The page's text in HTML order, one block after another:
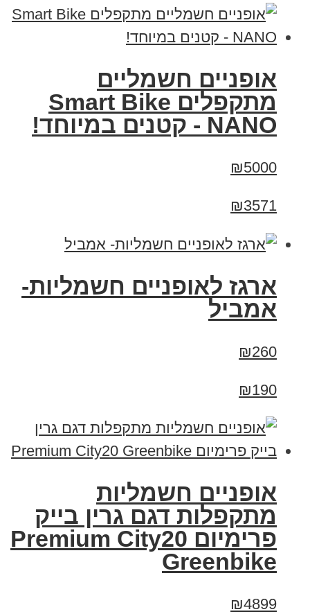
אופניים חשמליים
מתקפלים Smart Bike
NANO - קטנים במיוחד!
₪5000
₪3571
ארגז לאופניים חשמליות-
אמביל
₪260
₪190
אופניים חשמליות
מתקפלות דגם גרין בייק
פרימיום Premium City20
Greenbike
₪4899